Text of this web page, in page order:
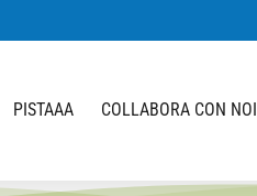
PISTAAA COLLABORA CON NOI